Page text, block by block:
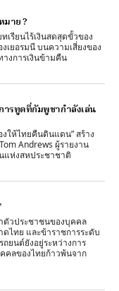
มาย ?
เรียนไร้เงินสดสุดขั้วของ
เยอรมนี บนความเสี่ยงของ
างการเงินข้ามคืน
ารทูตที่กัมพูชากำลังเล่น
งให้ไทยคืนดินแดน” สร้าง
Andrews ผู้รายงาน
ห่งสหประชาชาติ
ตัวประชาชนของบุคคล
ไทย และข้าราชการระดับ
ยนต์ยังอยู่ระหว่างการ
คลของไทยก้าวพ้นจาก